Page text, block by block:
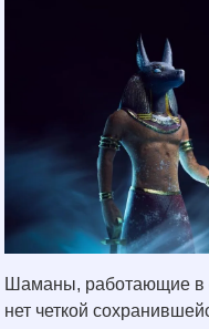
Шаманы, работающие в
нет четкой